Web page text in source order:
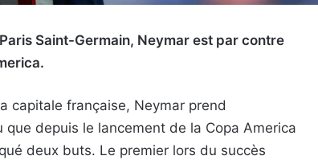
Saint-Germain, Neymar est par contre
capitale française, Neymar prend
depuis le lancement de la Copa America
deux buts. Le premier lors du succès